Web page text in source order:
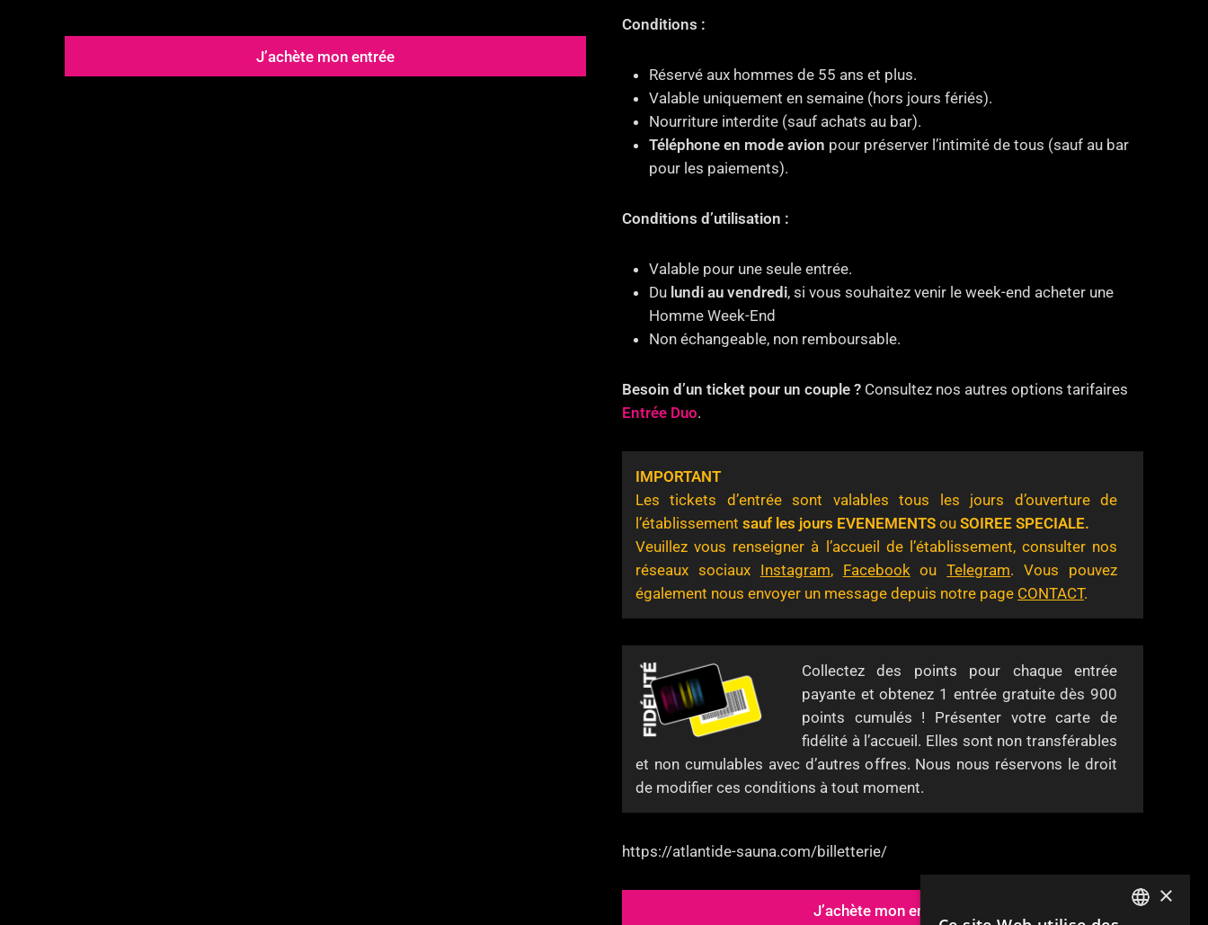
J’achète mon entrée
Conditions :
Réservé aux hommes de 55 ans et plus.
Valable uniquement en semaine (hors jours fériés).
Nourriture interdite (sauf achats au bar).
Téléphone en mode avion pour préserver l’intimité de tous (sauf au bar
pour les paiements).
Conditions d’utilisation :
Valable pour une seule entrée.
Du lundi au vendredi, si vous souhaitez venir le week-end acheter une
Homme Week-End
Non échangeable, non remboursable.
Besoin d’un ticket pour un couple ? Consultez nos autres options tarifaires
Entrée Duo.
IMPORTANT
Les tickets d’entrée sont valables tous les jours d’ouverture de
l’établissement sauf les jours EVENEMENTS ou SOIREE SPECIALE.
Veuillez vous renseigner à l’accueil de l’établissement, consulter nos
réseaux sociaux Instagram, FacebookouTelegram. Vous pouvez
également nous envoyer un message depuis notre page CONTACT.
Collectez des points pour chaque entrée
payante et obtenez 1 entrée gratuite dès 900
points cumulés ! Présenter votre carte de
fidélité à l’accueil. Elles sont non transférables
et non cumulables avec d’autres offres. Nous nous réservons le droit
de modifier ces conditions à tout moment.
https://atlantide-sauna.com/billetterie/
J’achète mon entrée
×